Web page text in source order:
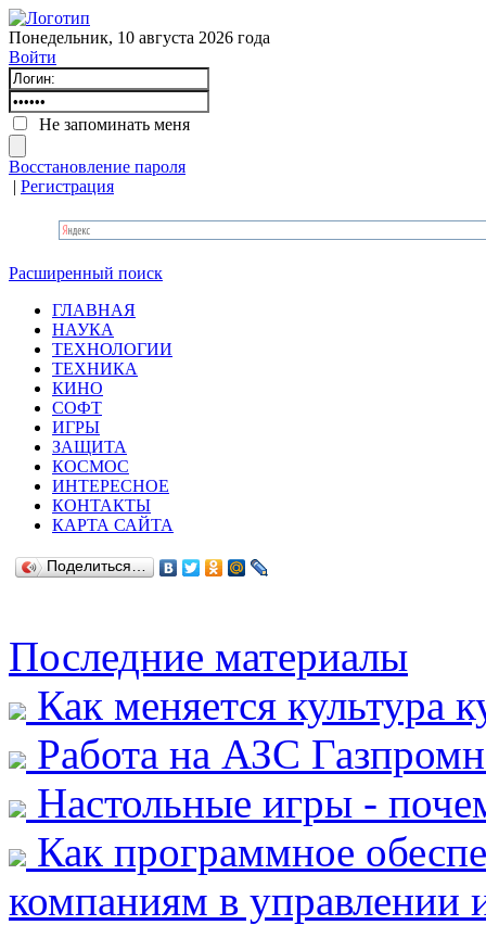
Понедельник, 10 августа 2026 года
Войти
Не запоминать меня
Восстановление пароля
| Регистрация
Расширенный поиск
ГЛАВНАЯ
НАУКА
ТЕХНОЛОГИИ
ТЕХНИКА
КИНО
СОФТ
ИГРЫ
ЗАЩИТА
КОСМОС
ИНТЕРЕСНОЕ
КОНТАКТЫ
КАРТА САЙТА
Поделиться…
Последние материалы
Как меняется культура
Работа на АЗС
Настольные игры -
Как программное
компаниям в управлении